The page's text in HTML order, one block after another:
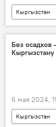
Кыргызстан
вице-мэр
Без осадков
6 мая 2024,
Кыргызстан